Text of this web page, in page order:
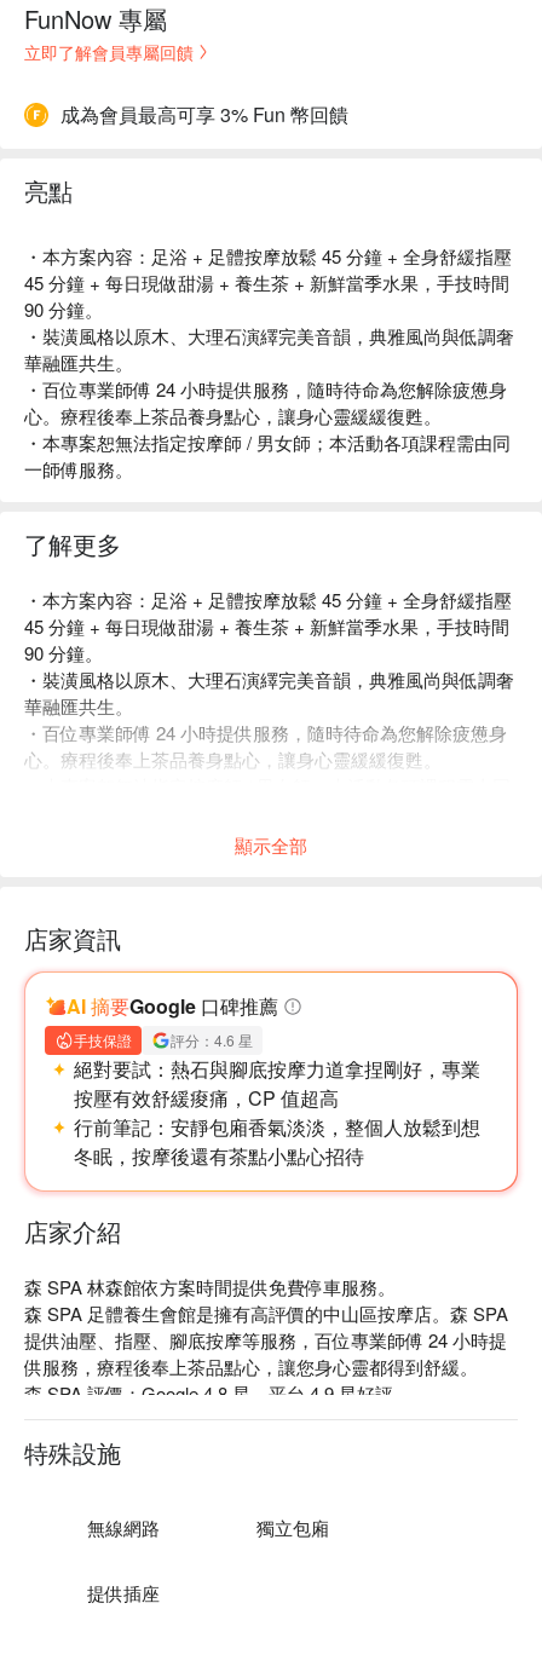
FunNow 專屬
立即了解會員專屬回饋
成為會員最高可享 3% Fun 幣回饋
亮點
・本方案內容：足浴 + 足體按摩放鬆 45 分鐘 + 全身舒緩指壓
45 分鐘 + 每日現做甜湯 + 養生茶 + 新鮮當季水果，手技時間
90 分鐘。
・裝潢風格以原木、大理石演繹完美音韻，典雅風尚與低調奢
華融匯共生。
・百位專業師傅 24 小時提供服務，隨時待命為您解除疲憊身
心。療程後奉上茶品養身點心，讓身心靈緩緩復甦。
・本專案恕無法指定按摩師 / 男女師；本活動各項課程需由同
一師傅服務。
了解更多
・本方案內容：足浴 + 足體按摩放鬆 45 分鐘 + 全身舒緩指壓
45 分鐘 + 每日現做甜湯 + 養生茶 + 新鮮當季水果，手技時間
90 分鐘。
・裝潢風格以原木、大理石演繹完美音韻，典雅風尚與低調奢
華融匯共生。
・百位專業師傅 24 小時提供服務，隨時待命為您解除疲憊身
心。療程後奉上茶品養身點心，讓身心靈緩緩復甦。
顯示全部
店家資訊
AI 摘要Google 口碑推薦
手技保證 評分：4.6 星
絕對要試： 熱石與腳底按摩力道拿捏剛好，專業
按壓有效舒緩痠痛，CP 值超高
行前筆記： 安靜包廂香氣淡淡，整個人放鬆到想
冬眠，按摩後還有茶點小點心招待
店家介紹
森 SPA 林森館依方案時間提供免費停車服務。
森 SPA 足體養生會館是擁有高評價的中山區按摩店。森 SPA
提供油壓、指壓、腳底按摩等服務，百位專業師傅 24 小時提
供服務，療程後奉上茶品點心，讓您身心靈都得到舒緩。
森 SPA 評價：Google 4.8 星、平台 4.9 星好評
森 SPA 店內採用泰國的頂級精油品牌「 Boutique 」，五種清
雅香氣 — 茉莉、薄荷、地中海、玫瑰、薰衣草，讓連身心與
精神都煥然一新。
顧客擁有頂級的舒壓享受，連睡眠不足的大腦都可以鬆一下！
SPA 足體養生會館優惠立刻查看⬇︎
特殊設施
無線網路 獨立包廂
提供插座